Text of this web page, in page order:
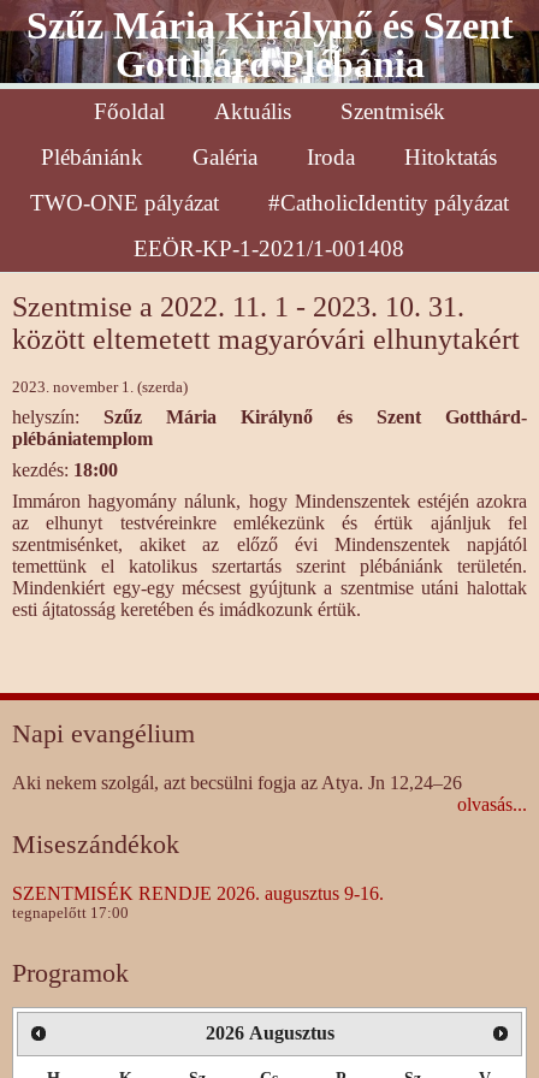
Szűz Mária Királynő és Szent
Gotthárd Plébánia
Főoldal Aktuális
Szentmisék
Plébániánk
Galéria Iroda
Hitoktatás
TWO-ONE pályázat
#CatholicIdentity pályázat
EEÖR-KP-1-2021/1-001408
Szentmise a 2022. 11. 1 - 2023. 10. 31.
között eltemetett magyaróvári elhunytakért
2023. november 1. (szerda)
helyszín: Szűz Mária Királynő és Szent Gotthárd-
plébániatemplom
kezdés: 18:00
Immáron hagyomány nálunk, hogy Mindenszentek estéjén azokra
az elhunyt testvéreinkre emlékezünk és értük ajánljuk fel
szentmisénket, akiket az előző évi Mindenszentek napjától
temettünk el katolikus szertartás szerint plébániánk területén.
Mindenkiért egy-egy mécsest gyújtunk a szentmise utáni halottak
esti ájtatosság keretében és imádkozunk értük.
Napi evangélium
Aki nekem szolgál, azt becsülni fogja az Atya. Jn 12,24–26
olvasás...
Miseszándékok
SZENTMISÉK RENDJE 2026. augusztus 9-16.
tegnapelőtt 17:00
Programok
2026 Augusztus